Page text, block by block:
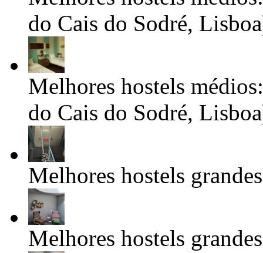
do Cais do Sodré,
Melhores hostels
do Cais do Sodré,
Melhores hostels
Melhores hostels